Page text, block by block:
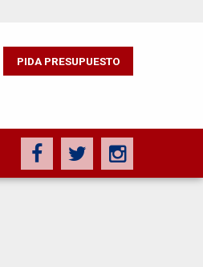
PIDA PRESUPUESTO